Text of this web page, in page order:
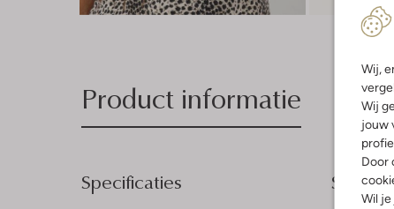
Wij,
Wij
jouw
Door
Wil
Product informatie
Specificaties